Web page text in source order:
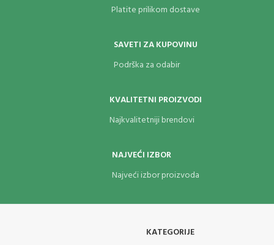
Platite prilikom dostave
SAVETI ZA KUPOVINU
Podrška za odabir
KVALITETNI PROIZVODI
Najkvalitetniji brendovi
NAJVEĆI IZBOR
Najveći izbor proizvoda
KATEGORIJE